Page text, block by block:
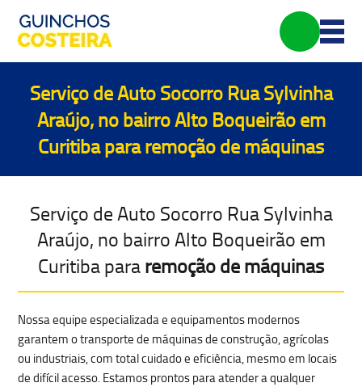
Serviço de Auto Socorro Rua Sylvinha
Araújo, no bairro Alto Boqueirão em
Curitiba pararemoção de máquinas
Serviço de Auto Socorro Rua Sylvinha
Araújo, no bairro Alto Boqueirão em
Curitiba pararemoção de máquinas
Nossa equipe especializada e equipamentos modernos
garantem otransporte de máquinas de construção, agrícolas
ou industriais, com total cuidado e eficiência, mesmo em locais
de difícil acesso. Estamos prontos para atender a qualquer